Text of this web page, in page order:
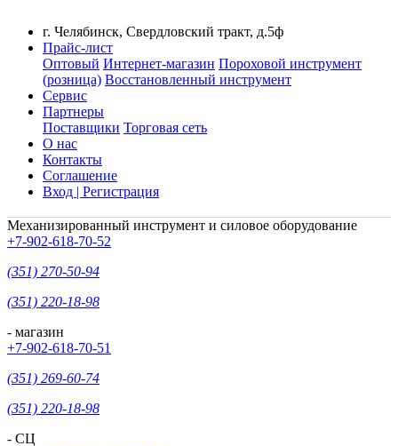
г. Челябинск, Свердловский тракт, д.5ф
Прайс-лист
Оптовый Интернет-магазин Пороховой инструмент
(розница) Восстановленный инструмент
Сервис
Партнеры
Поставщики Торговая сеть
О нас
Контакты
Соглашение
Вход | Регистрация
Механизированный инструмент и силовое оборудование
+7-902-618-70-52
(351) 270-50-94
(351) 220-18-98
- магазин
+7-902-618-70-51
(351) 269-60-74
(351) 220-18-98
- СЦ